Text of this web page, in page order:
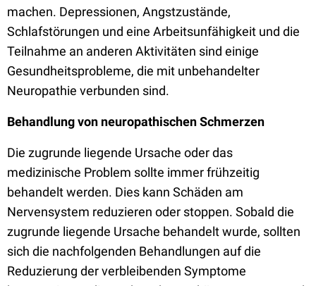
machen. Depressionen, Angstzustände,
Schlafstörungen und eine Arbeitsunfähigkeit und die
Teilnahme an anderen Aktivitäten sind einige
Gesundheitsprobleme, die mit unbehandelter
Neuropathie verbunden sind.
Behandlung von neuropathischen Schmerzen
Die zugrunde liegende Ursache oder das
medizinische Problem sollte immer frühzeitig
behandelt werden. Dies kann Schäden am
Nervensystem reduzieren oder stoppen. Sobald die
zugrunde liegende Ursache behandelt wurde, sollten
sich die nachfolgenden Behandlungen auf die
Reduzierung der verbleibenden Symptome